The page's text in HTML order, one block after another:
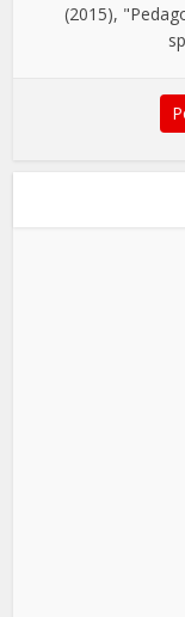
(2015),